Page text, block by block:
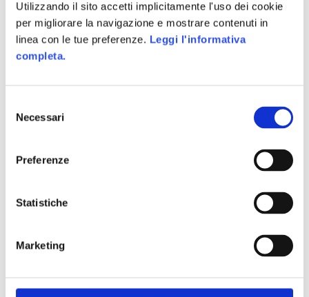
Utilizzando il sito accetti implicitamente l'uso dei cookie
per migliorare la navigazione e mostrare contenuti in
linea con le tue preferenze. Leggi l'informativa
completa.
delNecessari
Preferenze
Statistiche
Marketing
possono essere analizzati in ottica gamification:
gamificato. Al termine dei due minuti,
riceveremo il nostro punteggio che ci permetterà
vincere il premio. Con 100 punti in una partita
instant win per poter tentare di prendere per noi
uno dei buoni da 50 euro messi a disposizione da
utenti di avere una metrica diretta delle proprie